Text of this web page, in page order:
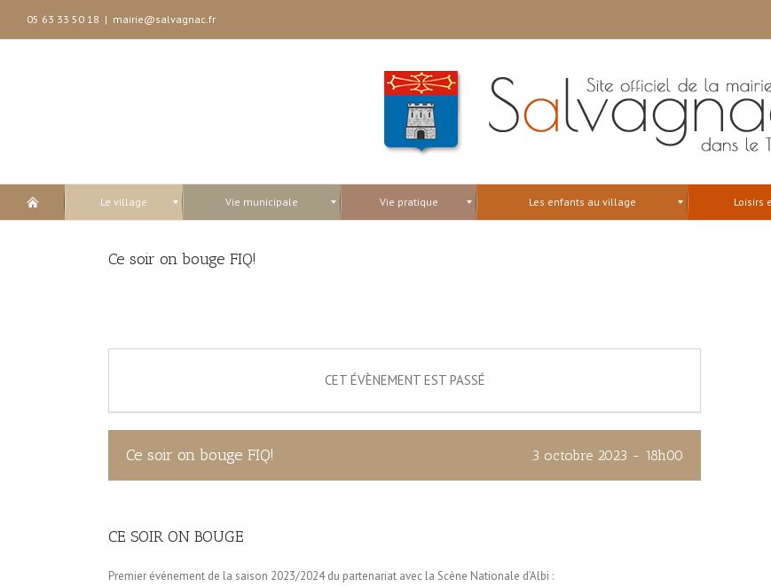
05 63 33 50 18 | mairie@salvagnac.fr
Le village Vie municipale Vie pratique Les enfants au village Loisirs
Ce soir on bouge FIQ!
CET ÉVÈNEMENT EST PASSÉ
Ce soir on bouge FIQ! 3 octobre 2023 - 18h00
CE SOIR ON BOUGE
Premier événement de la saison 2023/2024 du partenariat avec la Scène Nationale d’Albi :